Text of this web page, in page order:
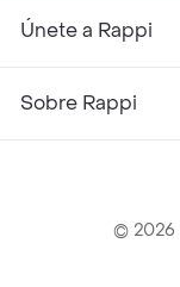
Únete a Rappi
Sobre Rappi
© 2026